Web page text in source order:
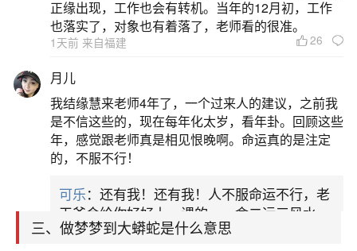
象如愿地给你温柔的回应。梦见大蟒蛇在马路中
间，按周易五行分析，幸运数字是5
二、男人梦见大蟒蛇在路上
未婚的会找到理想对象;已婚的男性会有婚外情
或会有儿子;·梦见蟒蛇——会受到鳄鱼或其它爬行动
物的伤害;·梦见与蟒蛇发生对峙,最后躲开了——预
示能从敌人的魔爪中逃跑出来。
三、做梦梦到大蟒蛇是什么意思
正缘出现，工作也会有转机。当年的12月初，工作
也落实了，对象也有着落了，老师看的很准。
1天前 来自福建 26
月儿
我结缘慧来老师4年了，一个过来人的建议，之前我
是不信这些的，现在每年化太岁，看年卦。回顾这些
年，感觉跟老师真是相见恨晚啊。命运真的是注定
的，不服不行！
可乐：还有我！还有我！人不服命运不行，老
天爷会给你好好上一课的。一命二运三风水，
哪样不服都不行！